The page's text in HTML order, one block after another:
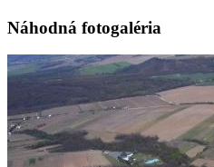
Náhodná fotogaléria